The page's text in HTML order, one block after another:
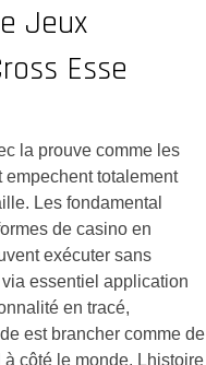
Jeux
Esse
la prouve comme les
totalement
Les fondamental
de casino en
exécuter sans
essentiel application
en tracé,
est brancher comme de
côté le monde. Lhistoire